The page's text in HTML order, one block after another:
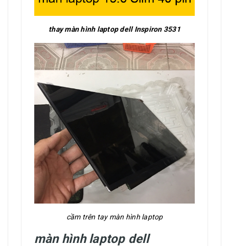
thay màn hình laptop dell Inspiron 3531
cầm trên tay màn hình laptop
màn hình laptop dell